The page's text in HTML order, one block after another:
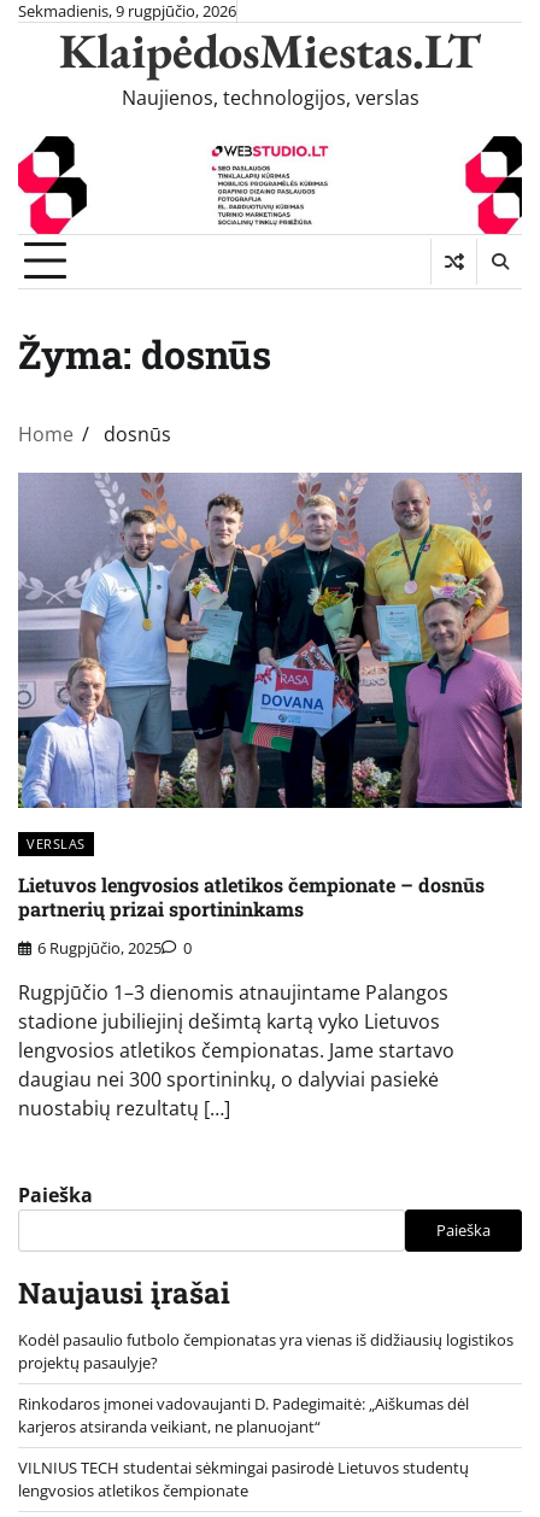
Skip
content
Sekmadienis, 9 rugpjūčio, 2026
KlaipėdosMiestas.LT
Naujienos, technologijos, verslas
Žyma: dosnūs
Home dosnūs
VERSLAS
Lietuvos lengvosios atletikos čempionate – dosnūs
partnerių prizai sportininkams
6 Rugpjūčio, 2025 0
Rugpjūčio 1–3 dienomis atnaujintame Palangos
stadione jubiliejinį dešimtą kartą vyko Lietuvos
lengvosios atletikos čempionatas. Jame startavo
daugiau nei 300 sportininkų, o dalyviai pasiekė
nuostabių rezultatų […]
Paieška
Paieška
Naujausi įrašai
Kodėl pasaulio futbolo čempionatas yra vienas iš didžiausių logistikos
projektų pasaulyje?
Rinkodaros įmonei vadovaujanti D. Padegimaitė: „Aiškumas dėl
karjeros atsiranda veikiant, ne planuojant“
VILNIUS TECH studentai sėkmingai pasirodė Lietuvos studentų
lengvosios atletikos čempionate